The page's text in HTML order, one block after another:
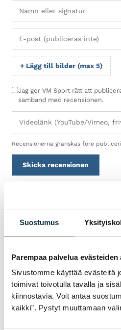
Suostumus
Parempaa palvelua evästeiden
Sivustomme käyttää evästeitä
toimivat toivotulla tavalla ja
kiinnostavia. Voit antaa
kaikki”. Pystyt muuttamaan
+ Lägg till bilder (max 5)
Jag ger VM Sport rätt att
samband med recensionen.
Recensionerna granskas före
Skicka recensionen
GARANTI & SERVICE
VARFÖR VM
cyklarna vi säljer i vår
Jakobstad. Hos oss får
med val, inpassning och